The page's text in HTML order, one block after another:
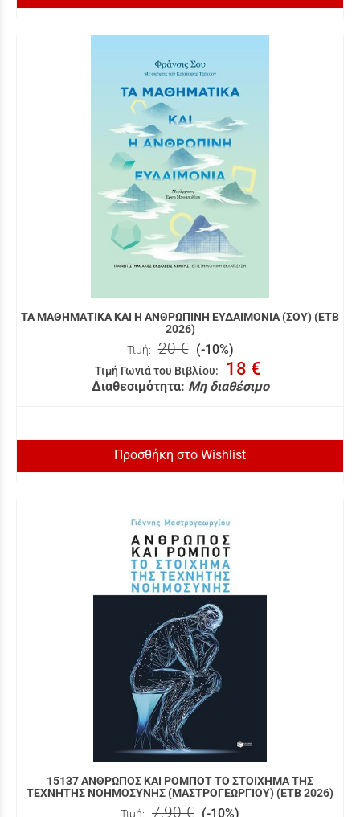
ΤΑ ΜΑΘΗΜΑΤΙΚΑ ΚΑΙ Η ΑΝΘΡΩΠΙΝΗ ΕΥΔΑΙΜΟΝΙΑ (ΣΟΥ) (ΕΤΒ
2026)
Τιμή: 20 € (-10%)
Τιμή Γωνιά του Βιβλίου: 18 €
Διαθεσιμότητα: Μη διαθέσιμο
Προσθήκη στο Wishlist
15137 ΑΝΘΡΩΠΟΣ ΚΑΙ ΡΟΜΠΟΤ ΤΟ ΣΤΟΙΧΗΜΑ ΤΗΣ
ΤΕΧΝΗΤΗΣ ΝΟΗΜΟΣΥΝΗΣ (ΜΑΣΤΡΟΓΕΩΡΓΙΟΥ) (ΕΤΒ 2026)
7,90 € (-10%)